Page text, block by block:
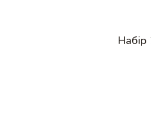
Набір